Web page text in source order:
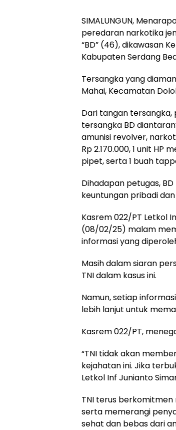
SIMALUNGUN,
peredaran narkotika
“BD” (46), dikawasan
Kabupaten Serdang
Tersangka yang
Mahai, Kecamatan
Dari tangan
tersangka BD
amunisi revolver,
Rp 2.170.000, 1 unit HP
pipet, serta 1 buah
Dihadapan petugas,
keuntungan pribadi
Kasrem 022/PT Letkol
(08/02/25) malam
informasi yang
Masih dalam siaran
TNI dalam kasus ini.
Namun, setiap
lebih lanjut untuk
Kasrem 022/PT,
“TNI tidak akan
kejahatan ini. Jika
Letkol Inf Junianto
TNI terus
serta memerangi
sehat dan bebas dari